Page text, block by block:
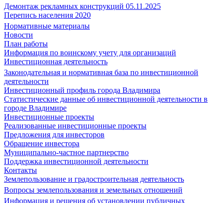
Демонтаж рекламных конструкций 05.11.2025
Перепись населения 2020
Нормативные материалы
Новости
План работы
Информация по воинскому учету для организаций
Инвестиционная деятельность
Законодательная и нормативная база по инвестиционной
деятельности
Инвестиционный профиль города Владимира
Статистические данные об инвестиционной деятельности в
городе Владимире
Инвестиционные проекты
Реализованные инвестиционные проекты
Предложения для инвесторов
Обращение инвестора
Муниципально-частное партнерство
Поддержка инвестиционной деятельности
Контакты
Землепользование и градостроительная деятельность
Вопросы землепользования и земельных отношений
Информация и решения об установлении публичных